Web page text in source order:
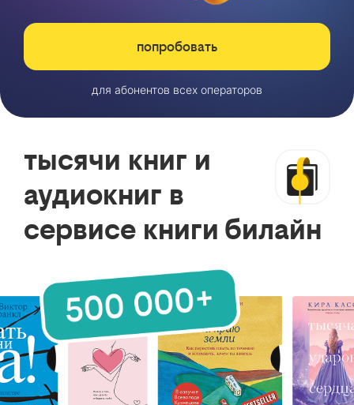
попробовать
для абонентов всех операторов
тысячи книг и
аудиокниг в
сервисе книги билайн